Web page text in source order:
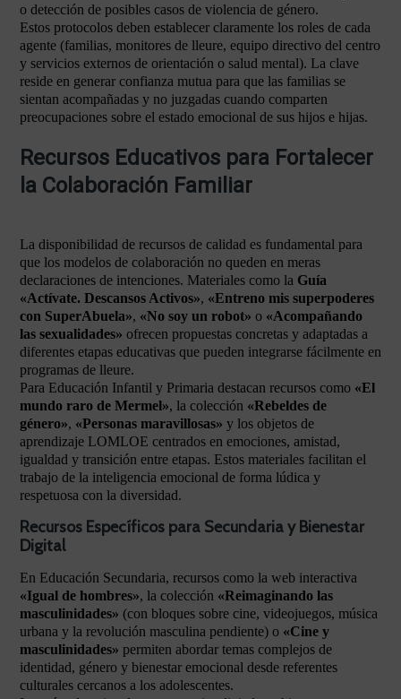
o detección de posibles casos de violencia de género.
Estos protocolos deben establecer claramente los roles de cada
agente (familias, monitores de lleure, equipo directivo del centro
y servicios externos de orientación o salud mental). La clave
reside en generar confianza mutua para que las familias se
sientan acompañadas y no juzgadas cuando comparten
preocupaciones sobre el estado emocional de sus hijos e hijas.
Recursos Educativos para Fortalecer
la Colaboración Familiar
La disponibilidad de recursos de calidad es fundamental para
que los modelos de colaboración no queden en meras
declaraciones de intenciones. Materiales como la Guía
«Actívate. Descansos Activos», «Entreno mis superpoderes
con SuperAbuela», «No soy un robot» o «Acompañando
las sexualidades» ofrecen propuestas concretas y adaptadas a
diferentes etapas educativas que pueden integrarse fácilmente en
programas de lleure.
Para Educación Infantil y Primaria destacan recursos como «El
mundo raro de Mermel», la colección «Rebeldes de
género», «Personas maravillosas» y los objetos de
aprendizaje LOMLOE centrados en emociones, amistad,
igualdad y transición entre etapas. Estos materiales facilitan el
trabajo de la inteligencia emocional de forma lúdica y
respetuosa con la diversidad.
Recursos Específicos para Secundaria y Bienestar
Digital
En Educación Secundaria, recursos como la web interactiva
«Igual de hombres», la colección «Reimaginando las
masculinidades» (con bloques sobre cine, videojuegos, música
urbana y la revolución masculina pendiente) o «Cine y
masculinidades» permiten abordar temas complejos de
identidad, género y bienestar emocional desde referentes
culturales cercanos a los adolescentes.